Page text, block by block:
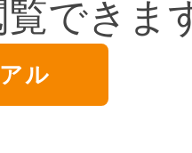
できま
ル